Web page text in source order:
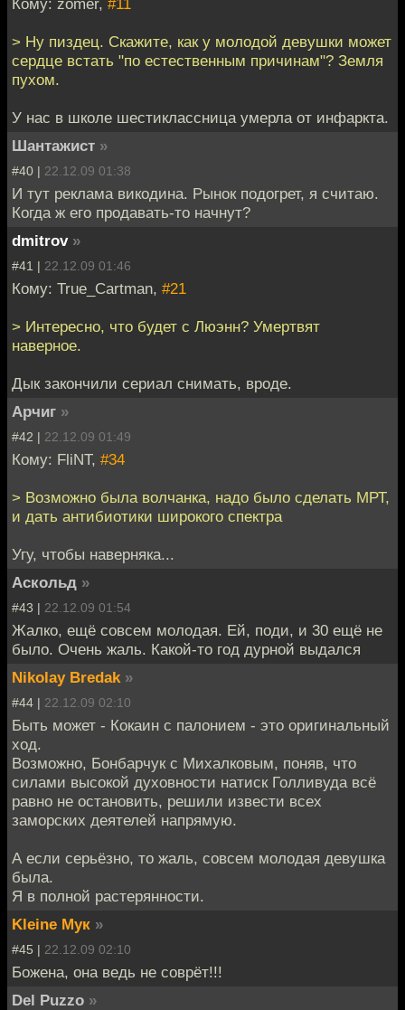
> Ну пиздец. Скажите, как у молодой девушки может
сердце встать "по естественным причинам"? Земля
пухом.
У нас в школе шестиклассница умерла от инфаркта.
Шантажист »
#40 | 22.12.09 01:38
И тут реклама викодина. Рынок подогрет, я считаю.
Когда ж его продавать-то начнут?
dmitrov »
#41 | 22.12.09 01:46
Кому: True_Cartman, #21
> Интересно, что будет с Люэнн? Умертвят
наверное.
Дык закончили сериал снимать, вроде.
Арчиг »
#42 | 22.12.09 01:49
Кому: FliNT, #34
> Возможно была волчанка, надо было сделать МРТ,
и дать антибиотики широкого спектра
Угу, чтобы наверняка...
Аскольд »
#43 | 22.12.09 01:54
Жалко, ещё совсем молодая. Ей, поди, и 30 ещё не
было. Очень жаль. Какой-то год дурной выдался
Nikolay Bredak »
#44 | 22.12.09 02:10
Быть может - Кокаин с палонием - это оригинальный
ход.
Возможно, Бонбарчук с Михалковым, поняв, что
силами высокой духовности натиск Голливуда всё
равно не остановить, решили извести всех
заморских деятелей напрямую.
А если серьёзно, то жаль, совсем молодая девушка
была.
Я в полной растерянности.
Kleine Мук »
#45 | 22.12.09 02:10
Божена, она ведь не соврёт!!!
Del Puzzo »